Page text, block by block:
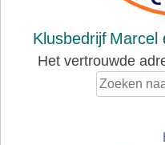
Klusbedrijf Marcel
Het vertrouwde